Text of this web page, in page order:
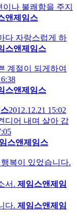
나 불쾌함을 주지
앤제임스
다 자랑스럽게 하
스앤제임스
계절이 되게하여
스앤제임스
2012.12.21 15:02
디어 내며 살아 갑
스앤제임스
복이 있었습니다.
서. 제임스앤제임
다. 제임스앤제임